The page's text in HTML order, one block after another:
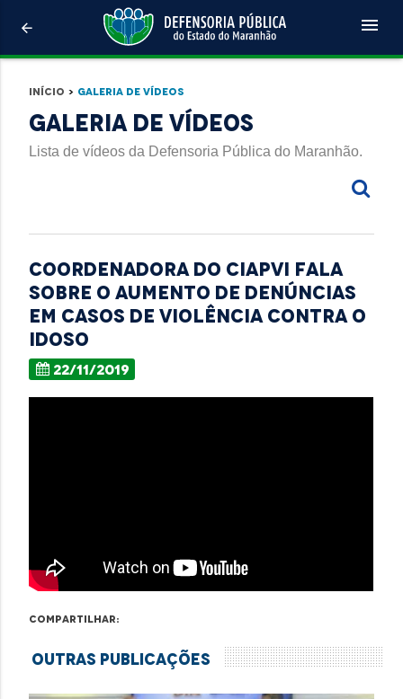
arrow_back menu
Início > Galeria de Vídeos
Galeria de Vídeos
Lista de vídeos da Defensoria Pública do Maranhão.
Coordenadora do CIAPVI fala
sobre o aumento de denúncias
em casos de violência contra o
idoso
22/11/2019
Compartilhar:
Outras Publicações